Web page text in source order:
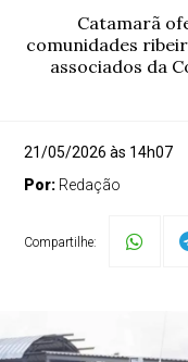
Catamarã
comunidades
associados da
21/05/2026 às 14h07
Por: Redação
Compartilhe: